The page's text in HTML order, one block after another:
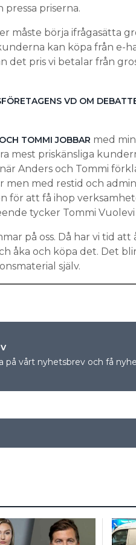
pressa priserna.
måste börja ifrågasätta
kan köpa från e-
det pris vi betalar från
VD OM
TOMMI JOBBAR med
mest priskänsliga
Anders och Tommi
men med restid och
för att få ihop
tycker Tommi Vuolevi
på oss. Då har vi tid
åka och köpa det. Det
själv.
på vårt nyhetsbrev och få